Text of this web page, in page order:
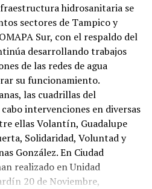
una operación permanente
de las redes de agua
mediante acciones dirigidas
las fugas, atender los puntos
de respuesta ante
hidrosanitaria se
sectores de Tampico y
Sur, con el respaldo del
desarrollando trabajos
de las redes de agua
su funcionamiento.
las cuadrillas del
intervenciones en diversas
ellas Volantín, Guadalupe
Solidaridad, Voluntad y
González. En Ciudad
realizado en Unidad
20 de Noviembre,